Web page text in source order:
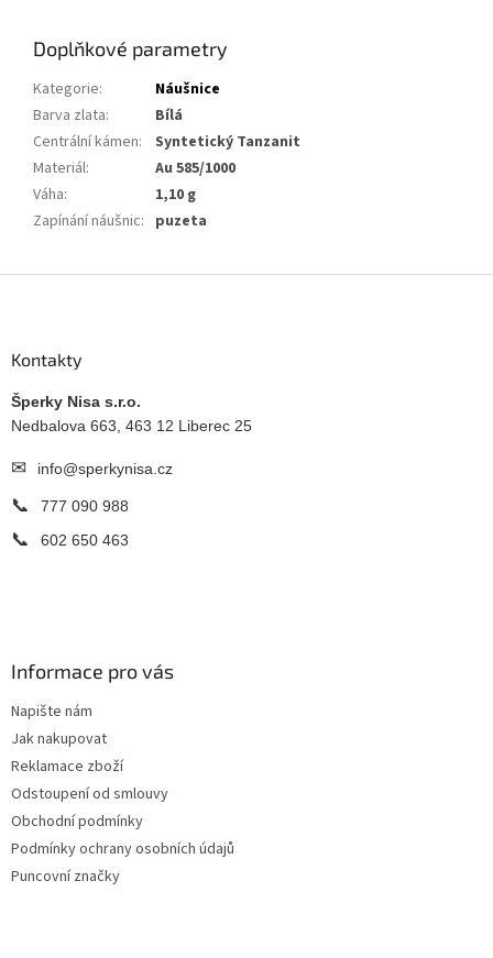
Doplňkové parametry
Kategorie:
Náušnice
Barva zlata:
Bílá
Centrální kámen:
Syntetický Tanzanit
Materiál:
Au 585/1000
Váha:
1,10 g
Zapínání náušnic: puzeta
Kontakty
Šperky Nisa s.r.o.
Nedbalova 663, 463 12 Liberec 25
✉ info@sperkynisa.cz
📞 777 090 988
📞 602 650 463
Informace pro vás
Napište nám
Jak nakupovat
Reklamace zboží
Odstoupení od smlouvy
Obchodní podmínky
Podmínky ochrany osobních údajů
Puncovní značky